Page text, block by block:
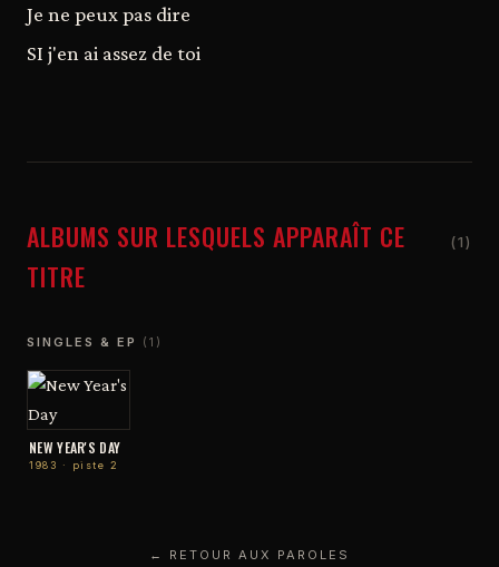
Je ne peux pas dire
SI j'en ai assez de toi
ALBUMS SUR LESQUELS APPARAÎT CE
TITRE
(1)
SINGLES & EP (1)
NEW YEAR'S DAY
1983 · piste 2
← RETOUR AUX PAROLES